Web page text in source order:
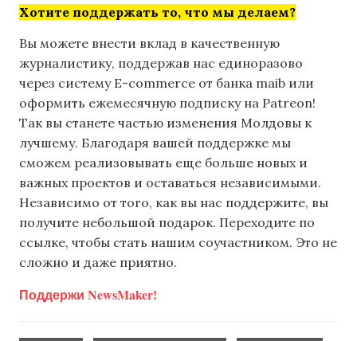
Хотите поддержать то, что мы делаем?
Вы можете внести вклад в качественную
журналистику, поддержав нас единоразово
через систему E-commerce от банка maib или
оформить ежемесячную подписку на Patreon!
Так вы станете частью изменения Молдовы к
лучшему. Благодаря вашей поддержке мы
сможем реализовывать еще больше новых и
важных проектов и оставаться независимыми.
Независимо от того, как вы нас поддержите, вы
получите небольшой подарок. Переходите по
ссылке, чтобы стать нашим соучастником. Это не
сложно и даже приятно.
Поддержи NewsMaker!